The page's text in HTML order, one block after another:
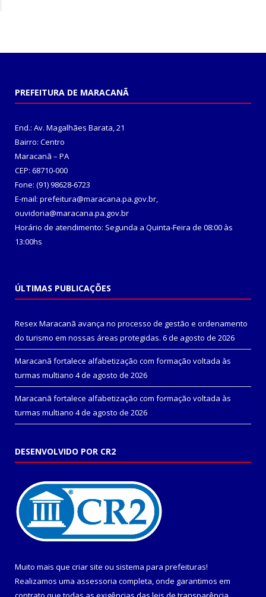
PREFEITURA DE MARACANÃ
End.: Av. Magalhães Barata, 21
Bairro: Centro
Maracanã – PA
CEP: 68710-000
Fone: (91) 98628-6723
E-mail: prefeitura@maracana.pa.gov.br,
ouvidoria@maracana.pa.gov.br
Horário de atendimento: Segunda a Quinta-Feira de 08:00 às
13:00hs
ÚLTIMAS PUBLICAÇÕES
Resex Maracanã avança no processo de gestão e ordenamento
do turismo em nossas áreas protegidas. 6 de agosto de 2026
Maracanã fortalece alfabetização com formação voltada às
turmas multiano 4 de agosto de 2026
Maracanã fortalece alfabetização com formação voltada às
turmas multiano 4 de agosto de 2026
DESENVOLVIDO POR CR2
Muito mais que criar site ou sistema para prefeituras!
Realizamos uma assessoria completa, onde garantimos em